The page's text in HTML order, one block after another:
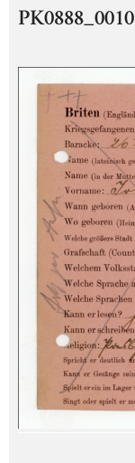
PK0888_0010